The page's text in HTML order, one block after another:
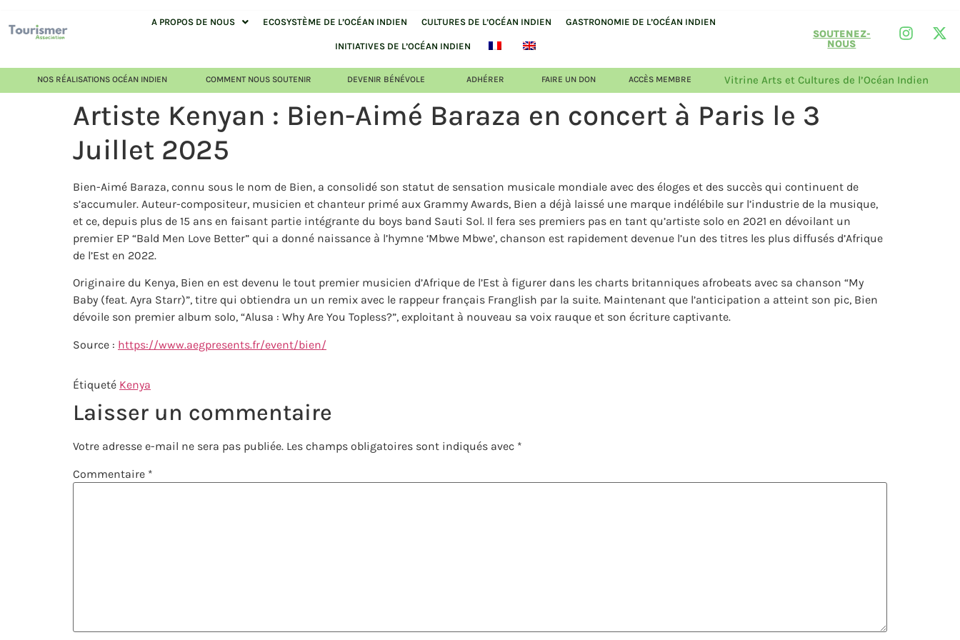
A PROPOS DE NOUS ECOSYSTÈME DE L’OCÉAN INDIEN CULTURES DE L’OCÉAN INDIEN GASTRONOMIE DE L’OCÉAN INDIEN
INITIATIVES DE L’OCÉAN INDIEN
SOUTENEZ-
NOUS
NOS RÉALISATIONS OCÉAN INDIEN COMMENT NOUS SOUTENIR DEVENIR BÉNÉVOLE ADHÉRER FAIRE UN DON ACCÈS MEMBRE Vitrine Arts et Cultures de l’Océan Indien
Artiste Kenyan : Bien-Aimé Baraza en concert à Paris le 3
Juillet 2025
Bien-Aimé Baraza, connu sous le nom de Bien, a consolidé son statut de sensation musicale mondiale avec des éloges et des succès qui continuent de
s’accumuler. Auteur-compositeur, musicien et chanteur primé aux Grammy Awards, Bien a déjà laissé une marque indélébile sur l’industrie de la musique,
et ce, depuis plus de 15 ans en faisant partie intégrante du boys band Sauti Sol. Il fera ses premiers pas en tant qu’artiste solo en 2021 en dévoilant un
premier EP “Bald Men Love Better” qui a donné naissance à l’hymne ‘Mbwe Mbwe’, chanson est rapidement devenue l’un des titres les plus diffusés d’Afrique
de l’Est en 2022.
Originaire du Kenya, Bien en est devenu le tout premier musicien d’Afrique de l’Est à figurer dans les charts britanniques afrobeats avec sa chanson “My
Baby (feat. Ayra Starr)”, titre qui obtiendra un un remix avec le rappeur français Franglish par la suite. Maintenant que l’anticipation a atteint son pic, Bien
dévoile son premier album solo, “Alusa : Why Are You Topless?”, exploitant à nouveau sa voix rauque et son écriture captivante.
Source : https://www.aegpresents.fr/event/bien/
Étiqueté Kenya
Laisser un commentaire
Votre adresse e-mail ne sera pas publiée. Les champs obligatoires sont indiqués avec *
Commentaire *